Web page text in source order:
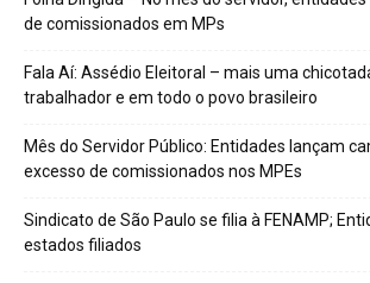
de comissionados em MPs
Fala Aí: Assédio Eleitoral – mais uma
trabalhador e em todo o povo brasileiro
Mês do Servidor Público: Entidades lançam
excesso de comissionados nos MPEs
Sindicato de São Paulo se filia à FENAMP;
estados filiados